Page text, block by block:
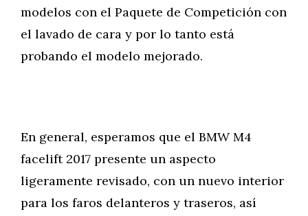
modelos con el Paquete de Competición con
el lavado de cara y por lo tanto está
probando el modelo mejorado.
En general, esperamos que el BMW M4
facelift 2017 presente un aspecto
ligeramente revisado, con un nuevo interior
para los faros delanteros y traseros, así